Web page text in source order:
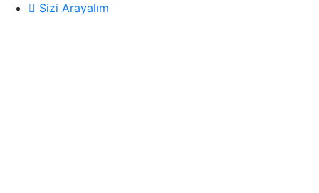
Sizi Arayalım